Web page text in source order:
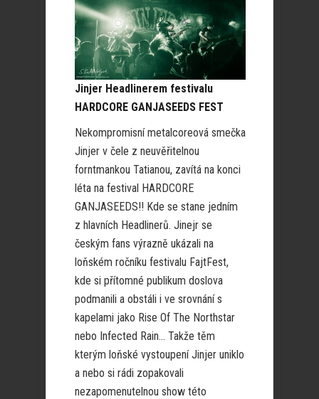
Jinjer Headlinerem festivalu
HARDCORE GANJASEEDS FEST
Nekompromisní metalcoreová smečka
Jinjer v čele z neuvěřitelnou
forntmankou Tatianou, zavítá na konci
léta na festival HARDCORE
GANJASEEDS!! Kde se stane jedním
z hlavních Headlinerů. Jinejr se
českým fans výrazně ukázali na
loňském ročníku festivalu FajtFest,
kde si přítomné publikum doslova
podmanili a obstáli i ve srovnání s
kapelami jako Rise Of The Northstar
nebo Infected Rain… Takže těm
kterým loňské vystoupení Jinjer uniklo
a nebo si rádi zopakovali
nezapomenutelnou show této